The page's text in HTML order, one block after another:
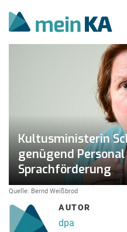
Kultusministerin
genügend
Sprachförderung
Quelle: Bernd Weißbrod
AUTOR
dpa